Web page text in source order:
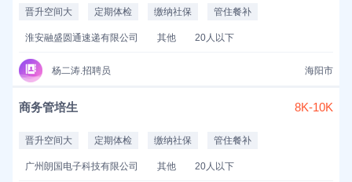
晋升空间大 定期体检 缴纳社保 管住餐补
淮安融盛圆通速递有限公司 其他 20人以下
杨二涛.招聘员 海阳市
商务管培生 8K-10K
晋升空间大 定期体检 缴纳社保 管住餐补
广州朗国电子科技有限公司 其他 20人以下